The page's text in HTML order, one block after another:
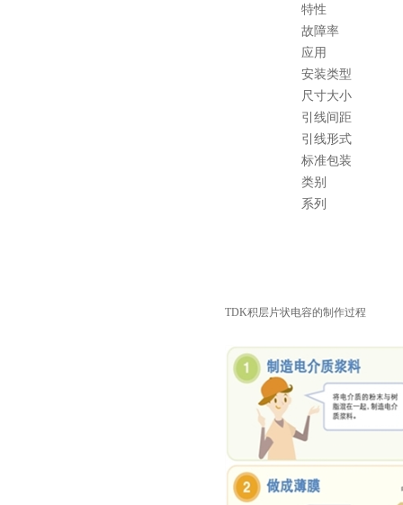
特性
故障率
应用
安装类型
尺寸大小
引线间距
引线形式
标准包装
类别
系列
TDK积层片状电容的制作过程